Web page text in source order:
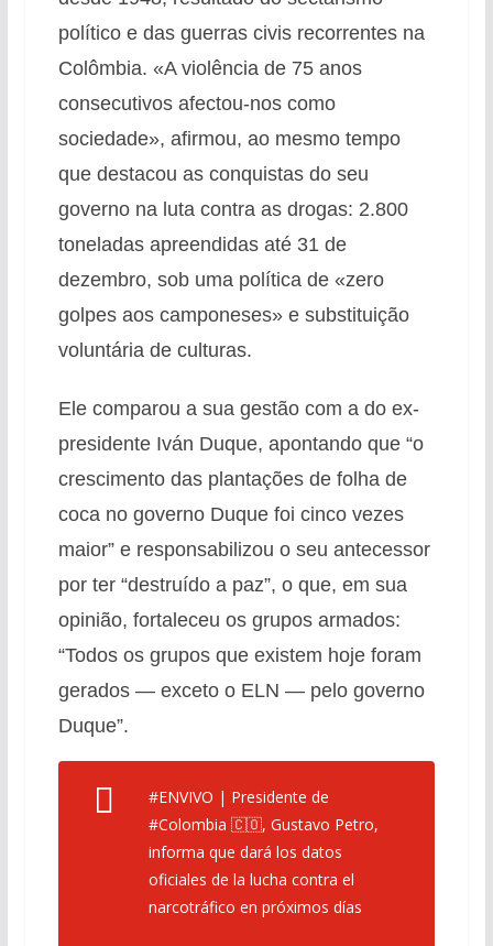
político e das guerras civis recorrentes na
Colômbia. «A violência de 75 anos
consecutivos afectou-nos como
sociedade», afirmou, ao mesmo tempo
que destacou as conquistas do seu
governo na luta contra as drogas: 2.800
toneladas apreendidas até 31 de
dezembro, sob uma política de «zero
golpes aos camponeses» e substituição
voluntária de culturas.
Ele comparou a sua gestão com a do ex-
presidente Iván Duque, apontando que “o
crescimento das plantações de folha de
coca no governo Duque foi cinco vezes
maior” e responsabilizou o seu antecessor
por ter “destruído a paz”, o que, em sua
opinião, fortaleceu os grupos armados:
“Todos os grupos que existem hoje foram
gerados — exceto o ELN — pelo governo
Duque”.
#ENVIVO | Presidente de
#Colombia 🇨🇴, Gustavo Petro,
informa que dará los datos
oficiales de la lucha contra el
narcotráfico en próximos días